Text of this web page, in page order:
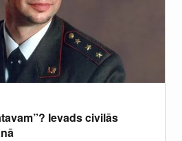
Ievads civilās